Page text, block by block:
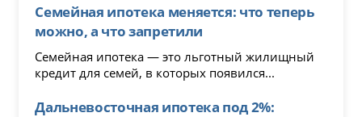
Семейная ипотека меняется: что теперь
можно, а что запретили
Семейная ипотека — это льготный жилищный
кредит для семей, в которых появился...
Дальневосточная ипотека под 2%: